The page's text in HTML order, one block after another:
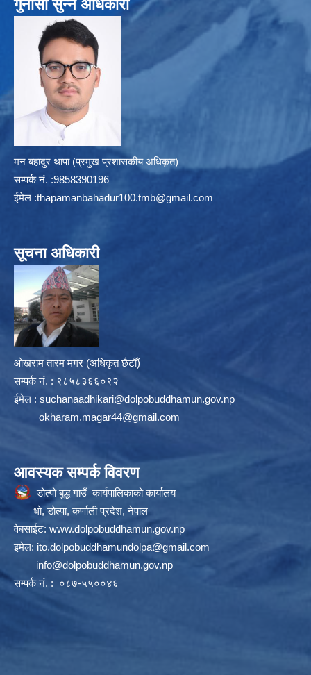
गुनासो सुन्ने अधिकारी
मन बहादुर थापा (प्रमुख प्रशासकीय अधिकृत)
सम्पर्क न‌ं. :9858390196
ईमेल :thapamanbahadur100.tmb@gmail.com
सूचना अधिकारी
ओखराम तारम मगर (अधिकृत छैटौँ)
सम्पर्क न‌ं. : ९८५८३६६०९२
ईमेल : suchanaadhikari@dolpobuddhamun.gov.np
okharam.magar44@gmail.com
आवस्यक सम्पर्क विवरण
डोल्पो बुद्ध गाउँ कार्यपालिकाको कार्यालय
धो, डोल्पा, कर्णाली प्रदेश, नेपाल
वेबसाईट: www.dolpobuddhamun.gov.np
इमेल: ito.dolpobuddhamundolpa@gmail.com
info@dolpobuddhamun.gov.np
सम्पर्क नं. : ०८७-५५००४६